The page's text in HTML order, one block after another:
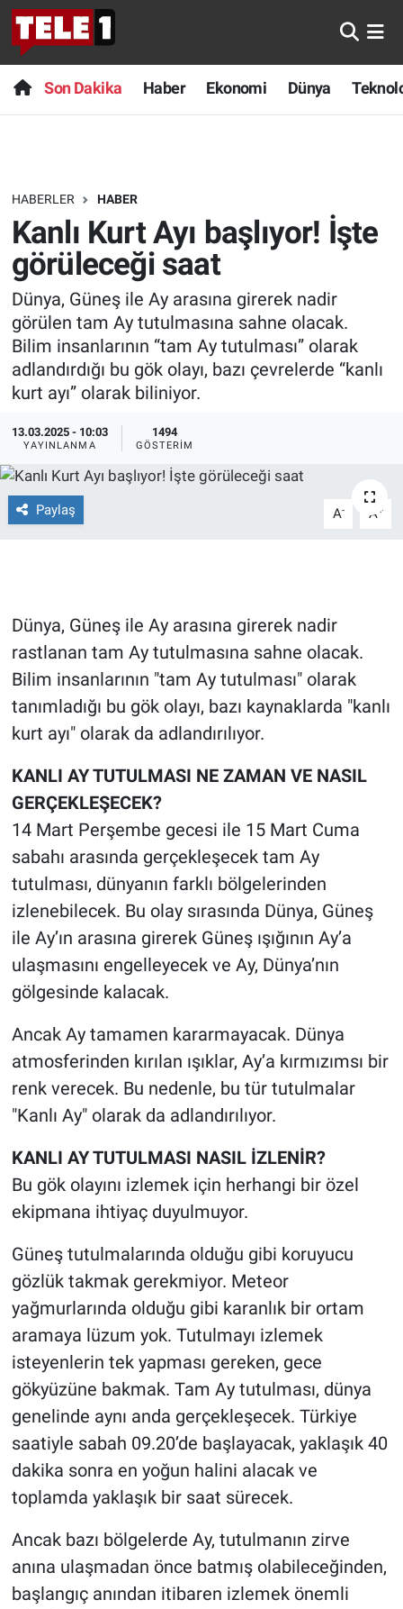
Son Dakika Haber Ekonomi Dünya
HABERLER HABER
Kanlı Kurt Ayı başlıyor! İşte
görüleceği saat
Dünya, Güneş ile Ay arasına girerek nadir
görülen tam Ay tutulmasına sahne olacak.
Bilim insanlarının “tam Ay tutulması” olarak
adlandırdığı bu gök olayı, bazı çevrelerde “kanlı
kurt ayı” olarak biliniyor.
13.03.2025 - 10:03
YAYINLANMA
1494
GÖSTERIM
Paylaş A- A+
Dünya, Güneş ile Ay arasına girerek nadir
rastlanan tam Ay tutulmasına sahne olacak.
Bilim insanlarının "tam Ay tutulması" olarak
tanımladığı bu gök olayı, bazı kaynaklarda "kanlı
kurt ayı" olarak da adlandırılıyor.
KANLI AY TUTULMASI NE ZAMAN VE NASIL
GERÇEKLEŞECEK?
14 Mart Perşembe gecesi ile 15 Mart Cuma
sabahı arasında gerçekleşecek tam Ay
tutulması, dünyanın farklı bölgelerinden
izlenebilecek. Bu olay sırasında Dünya, Güneş
ile Ay’ın arasına girerek Güneş ışığının Ay’a
ulaşmasını engelleyecek ve Ay, Dünya’nın
gölgesinde kalacak.
Ancak Ay tamamen kararmayacak. Dünya
atmosferinden kırılan ışıklar, Ay’a kırmızımsı bir
renk verecek. Bu nedenle, bu tür tutulmalar
"Kanlı Ay" olarak da adlandırılıyor.
KANLI AY TUTULMASI NASIL İZLENİR?
Bu gök olayını izlemek için herhangi bir özel
ekipmana ihtiyaç duyulmuyor.
Güneş tutulmalarında olduğu gibi koruyucu
gözlük takmak gerekmiyor. Meteor
yağmurlarında olduğu gibi karanlık bir ortam
aramaya lüzum yok. Tutulmayı izlemek
isteyenlerin tek yapması gereken, gece
gökyüzüne bakmak. Tam Ay tutulması, dünya
genelinde aynı anda gerçekleşecek. Türkiye
saatiyle sabah 09.20’de başlayacak, yaklaşık 40
dakika sonra en yoğun halini alacak ve
toplamda yaklaşık bir saat sürecek.
Ancak bazı bölgelerde Ay, tutulmanın zirve
anına ulaşmadan önce batmış olabileceğinden,
başlangıç anından itibaren izlemek önemli
Anında Manşet
Başka Sohbetler
Bilim turu
Bilim ve Teknoloji Evreni
Doğa Konuşuyor
Dünya
Ege Saati
Ege'den Esintiler
Eğitim
Eğlence
Forum
Gerçeğin İzinde
Gün Başlıyor
Gün Ortası
Gündem Özel
Günün görüntüsü
Haber
İlan
Kimdir
Koronavirüs
Kültür Sanat
Nedir
Popüler
Programlar
Sağlık
Spor
Teknoloji
Türkiye'nin Geleceği
Türkiye'nin Gündemi
Yerel Gündem
Son Dakika
Haber
Dünya
Teknoloji
Sağlık
Spor
Yayın Akışı
İletişim
Nöbetçi Eczaneler
Hava Durumu
Trafik Durumu
Süper Lig Puan Durumu ve Fikstür
Tüm Manşetler
Son Dakika Haberleri
Haber Arşivi